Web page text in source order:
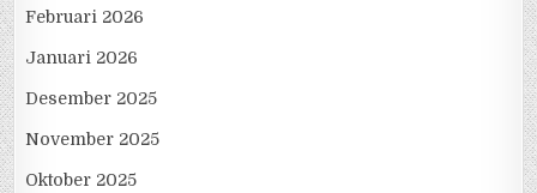
Februari 2026
Januari 2026
Desember 2025
November 2025
Oktober 2025